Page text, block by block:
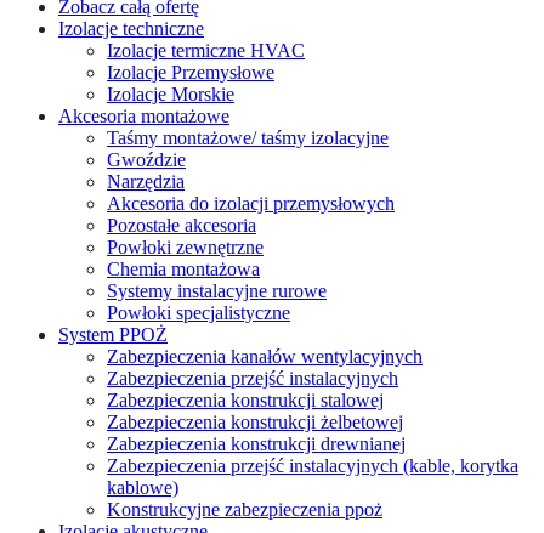
Zobacz całą ofertę
Izolacje techniczne
Izolacje termiczne HVAC
Izolacje Przemysłowe
Izolacje Morskie
Akcesoria montażowe
Taśmy montażowe/ taśmy izolacyjne
Gwoździe
Narzędzia
Akcesoria do izolacji przemysłowych
Pozostałe akcesoria
Powłoki zewnętrzne
Chemia montażowa
Systemy instalacyjne rurowe
Powłoki specjalistyczne
System PPOŻ
Zabezpieczenia kanałów wentylacyjnych
Zabezpieczenia przejść instalacyjnych
Zabezpieczenia konstrukcji stalowej
Zabezpieczenia konstrukcji żelbetowej
Zabezpieczenia konstrukcji drewnianej
Zabezpieczenia przejść instalacyjnych (kable, korytka
kablowe)
Konstrukcyjne zabezpieczenia ppoż